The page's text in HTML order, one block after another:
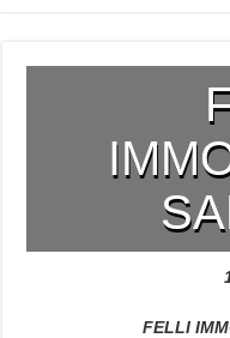
FELLI